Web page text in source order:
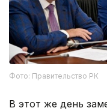
Фото: Правительство РК
В этот же день